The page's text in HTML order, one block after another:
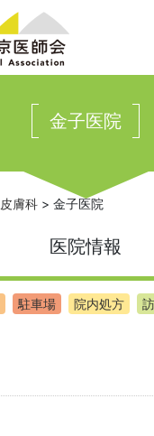
金子医院
皮膚科 > 金子医院
医院情報
駐車場 院内処方